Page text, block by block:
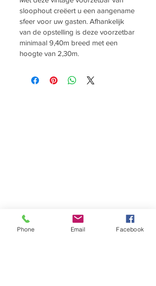
sloophout creëert u een aangename
sfeer voor uw gasten. Afhankelijk
van de opstelling is deze voorzetbar
minimaal 9,40m breed met een
hoogte van 2,30m.
Phone Email Facebook